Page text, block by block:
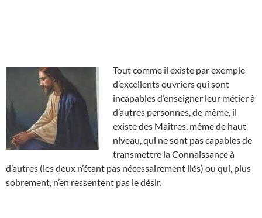
Tout comme il existe par exemple
d’excellents ouvriers qui sont
incapables d’enseigner leur métier à
d’autres personnes, de même, il
existe des Maîtres, même de haut
niveau, qui ne sont pas capables de
transmettre la Connaissance à
d’autres (les deux n’étant pas nécessairement liés) ou qui, plus
sobrement, n’en ressentent pas le désir.